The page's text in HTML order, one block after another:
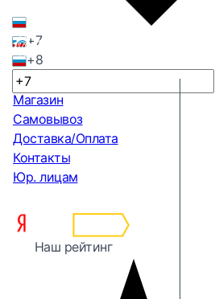
+7
+8
Магазин
Самовывоз
Доставка/Оплата
Контакты
Юр. лицам
Наш рейтинг